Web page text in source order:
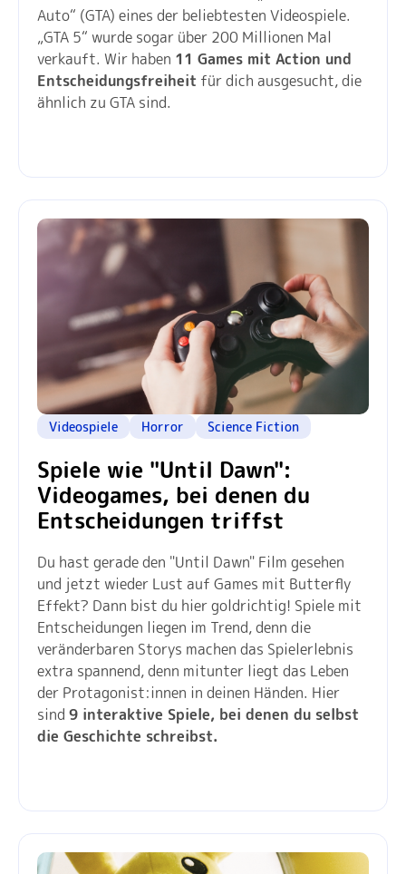
Auto“ (GTA) eines der beliebtesten Videospiele.
„GTA 5“ wurde sogar über 200 Millionen Mal
verkauft. Wir haben 11 Games mit Action und
Entscheidungsfreiheit für dich ausgesucht, die
ähnlich zu GTA sind.
Videospiele Horror Science Fiction
Spiele wie "Until Dawn":
Videogames, bei denen du
Entscheidungen triffst
Du hast gerade den "Until Dawn" Film gesehen
und jetzt wieder Lust auf Games mit Butterfly
Effekt? Dann bist du hier goldrichtig! Spiele mit
Entscheidungen liegen im Trend, denn die
veränderbaren Storys machen das Spielerlebnis
extra spannend, denn mitunter liegt das Leben
der Protagonist:innen in deinen Händen. Hier
sind 9 interaktive Spiele, bei denen du selbst
die Geschichte schreibst.